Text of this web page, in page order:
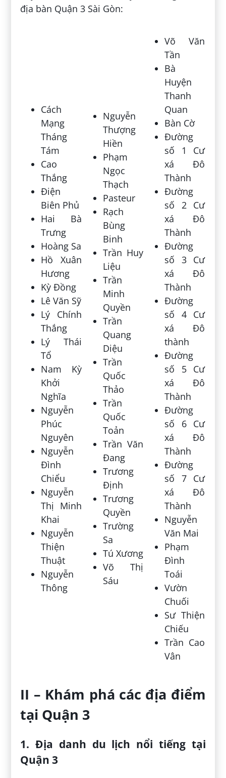
địa bàn Quận 3 Sài Gòn:
Cách
Mạng
Tháng
Tám
Cao
Thắng
Điện
Biên Phủ
Hai Bà
Trưng
Hoàng Sa
Hồ Xuân
Hương
Kỳ Đồng
Lê Văn Sỹ
Lý Chính
Thắng
Lý Thái
Tổ
Nam Kỳ
Khởi
Nghĩa
Nguyễn
Phúc
Nguyên
Nguyễn
Đình
Chiểu
Nguyễn
Thị Minh
Khai
Nguyễn
Thiện
Thuật
Nguyễn
Thông
Nguyễn
Thượng
Hiền
Phạm
Ngọc
Thạch
Pasteur
Rạch
Bùng
Binh
Trần Huy
Liệu
Trần
Minh
Quyền
Trần
Quang
Diệu
Trần
Quốc
Thảo
Trần
Quốc
Toản
Trần Văn
Đang
Trương
Định
Trương
Quyền
Trường
Sa
Tú Xương
Võ Thị
Sáu
Võ Văn
Tần
Bà
Huyện
Thanh
Quan
Bàn Cờ
Đường
số 1 Cư
xá Đô
Thành
Đường
số 2 Cư
xá Đô
Thành
Đường
số 3 Cư
xá Đô
Thành
Đường
số 4 Cư
xá Đô
thành
Đường
số 5 Cư
xá Đô
Thành
Đường
số 6 Cư
xá Đô
Thành
Đường
số 7 Cư
xá Đô
Thành
Nguyễn
Văn Mai
Phạm
Đình
Toái
Vườn
Chuối
Sư Thiện
Chiếu
Trần Cao
Vân
II – Khám phá các địa điểm
tại Quận 3
1. Địa danh du lịch nổi tiếng tại
Quận 3